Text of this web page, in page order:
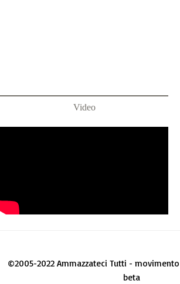
Video
©2005-2022 Ammazzateci Tutti -
beta